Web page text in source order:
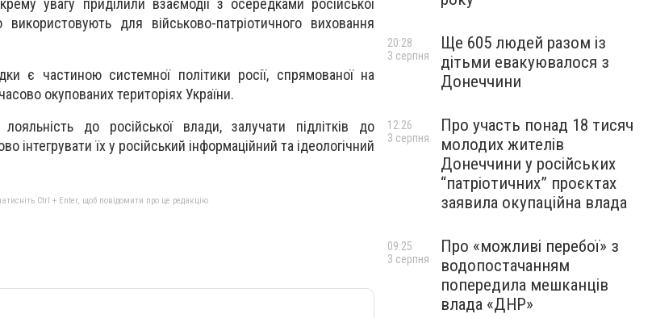
увагу приділили взаємодії з осередками російської
використовують для військово-патріотичного виховання
є частиною системної політики росії, спрямованої на
окупованих територіях України.
до російської влади, залучати підлітків до
інтегрувати їх у російський інформаційний та ідеологічний
Ctrl + Enter, щоб повідомити про це редакцію
Ще 605 людей разом із
дітьми евакуювалося з
Донеччини
20:28
3 серпня
Про участь понад 18 тисяч
молодих жителів
Донеччини у російських
“патріотичних” проєктах
заявила окупаційна влада
12:26
3 серпня
Про «можливі перебої» з
водопостачанням
попередила мешканців
влада «ДНР»
09:25
3 серпня